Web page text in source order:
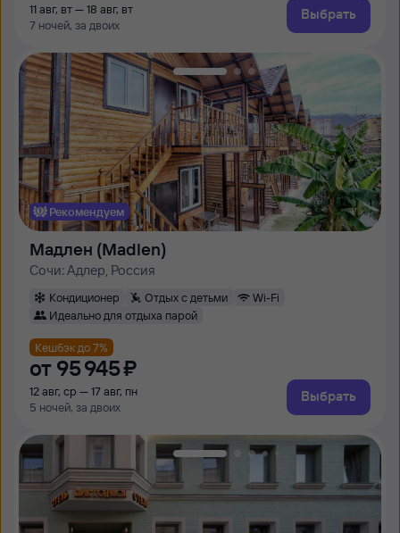
11 авг, вт — 18 авг, вт
7 ночей, за двоих
Выбрать
Рекомендуем
Мадлен (Madlen)
Сочи: Адлер, Россия
Кондиционер Отдых с детьми
Wi-Fi
Идеально для отдыха парой
Кешбэк до 7%
от 95 ⁠945 ⁠₽
12 авг, ср — 17 авг, пн
5 ночей, за двоих
Выбрать